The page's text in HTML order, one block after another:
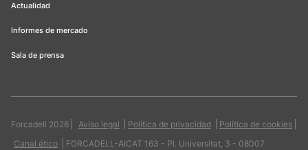
Actualidad
Informes de mercado
Sala de prensa
Forcadell 2026 Aviso legal Política de privacidad
Política de cookies
Canal ético
FORCADELL-AICAT 163 - Pl. Universitat, 3 - 08007